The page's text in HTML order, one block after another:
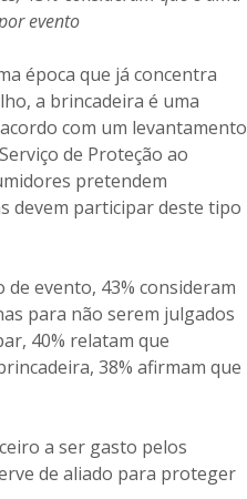
evento
época que já concentra
a brincadeira é uma
com um levantamento
de Proteção ao
pretendem
devem participar deste tipo
evento, 43% consideram
para não serem julgados
40% relatam que
38% afirmam que
a ser gasto pelos
de aliado para proteger